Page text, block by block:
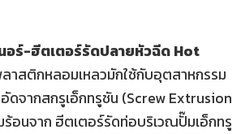
อร์-ฮีตเตอร์รัดปลายหัวฉีด Hot
าสติกหลอมเหลวมักใช้กับอุตสาหกรรม
จากสกรูเอ็กทรูชัน (Screw Extrusion
ร้อนจาก ฮีตเตอร์รัดท่อบริเวณปั๊มเอ็กทรู